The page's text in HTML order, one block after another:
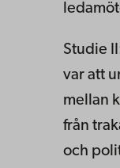
Studie
var att
mellan
från
och